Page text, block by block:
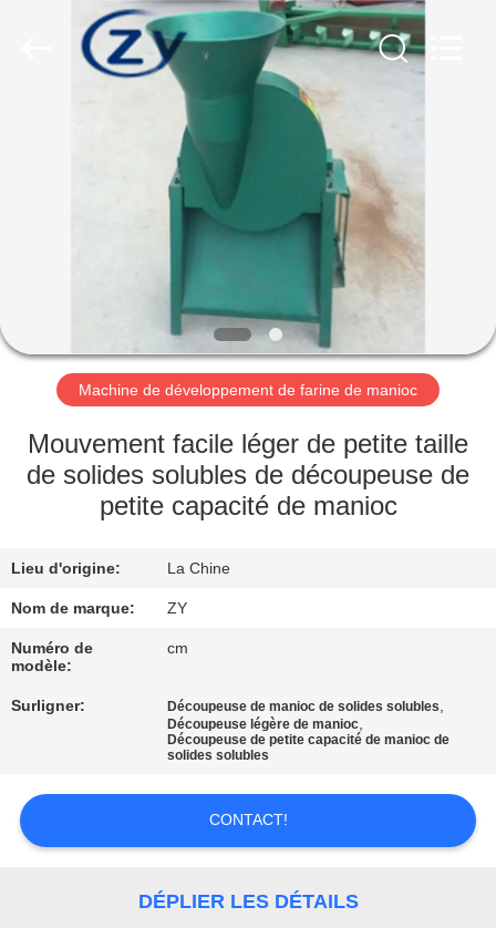
DES
USA
VISITE
D'USINE
DE
QUALITÉ
NOUS
NOUVELLES
DEMANDEZ
Machine de développement de farine de manioc
Mouvement facile léger de petite taille
de solides solubles de découpeuse de
petite capacité de manioc
Lieu d'origine: La Chine
Nom de marque: ZY
Numéro de
modèle:
cm
Surligner: Découpeuse de manioc de solides solubles,
Découpeuse légère de manioc,
Découpeuse de petite capacité de manioc de
solides solubles
CONTACT!
DÉPLIER LES DÉTAILS